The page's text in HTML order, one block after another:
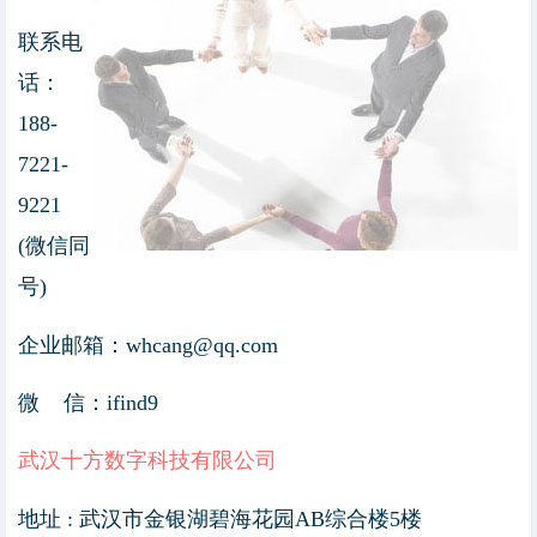
联系电
话：
188-
7221-
9221
(微信同
号)
企业邮箱：whcang@qq.com
微 信：ifind9
武汉十方数字科技有限公司
地址 : 武汉市金银湖碧海花园AB综合楼5楼